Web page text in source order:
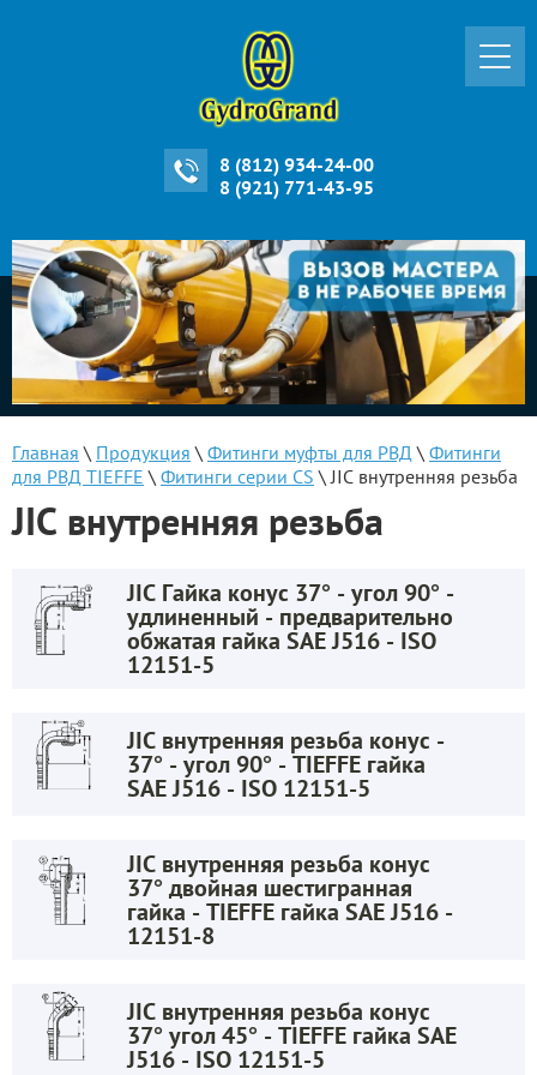
8 (812) 934-24-00
8 (921) 771-43-95
Главная \ Продукция \ Фитинги муфты для РВД \ Фитинги
для РВД TIEFFE \ Фитинги серии CS \ JIC внутренняя резьба
JIC внутренняя резьба
JIC Гайка конус 37° - угол 90° -
удлиненный - предварительно
обжатая гайка SAE J516 - ISO
12151-5
JIC внутренняя резьба конус -
37° - угол 90° - TIEFFE гайка
SAE J516 - ISO 12151-5
JIC внутренняя резьба конус
37° двойная шестигранная
гайка - TIEFFE гайка SAE J516 -
12151-8
JIC внутренняя резьба конус
37° угол 45° - TIEFFE гайка SAE
J516 - ISO 12151-5